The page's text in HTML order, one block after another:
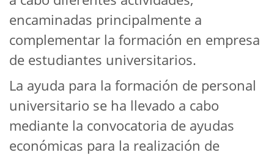
encaminadas principalmente a
complementar la formación en empresa
de estudiantes universitarios.
La ayuda para la formación de personal
universitario se ha llevado a cabo
mediante la convocatoria de ayudas
económicas para la realización de